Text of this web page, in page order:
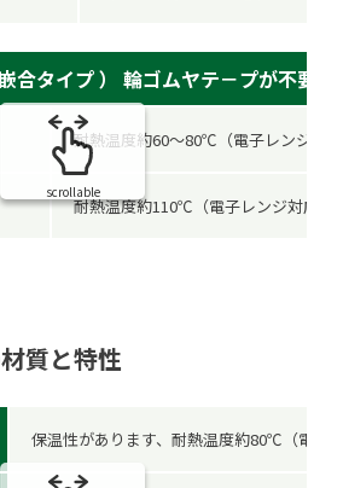
合タイプ ） 輪ゴムヤテ－プが不要
耐熱温度約60～80℃（電子レンジに
耐熱温度約110℃（電子レンジ対応）
scrollable
質と特性
保温性があります、耐熱温度約80℃（電子